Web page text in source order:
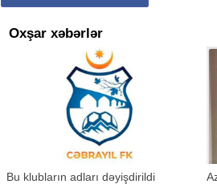
Oxşar xəbərlər
Bu klubların adları dəyişdirildi